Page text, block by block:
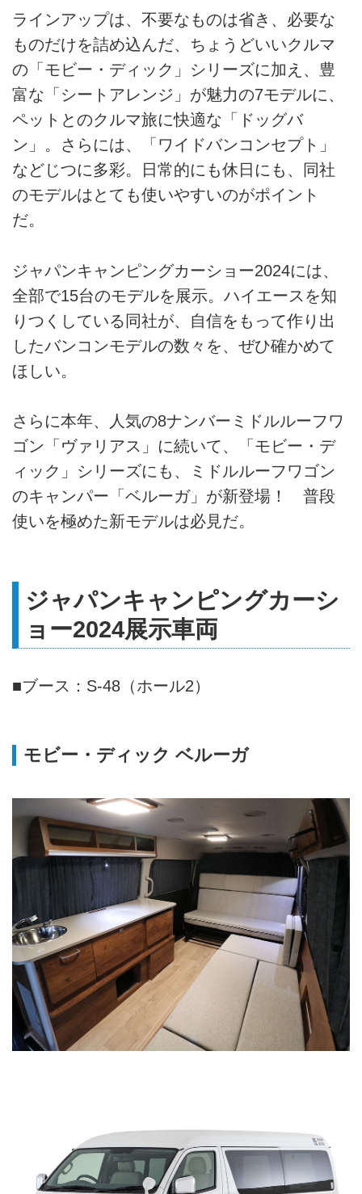
ラインアップは、不要なものは省き、必要な
ものだけを詰め込んだ、ちょうどいいクルマ
の「モビー・ディック」シリーズに加え、豊
富な「シートアレンジ」が魅力の7モデルに、
ペットとのクルマ旅に快適な「ドッグバ
ン」。さらには、「ワイドバンコンセプト」
などじつに多彩。日常的にも休日にも、同社
のモデルはとても使いやすいのがポイント
だ。
ジャパンキャンピングカーショー2024には、
全部で15台のモデルを展示。ハイエースを知
りつくしている同社が、自信をもって作り出
したバンコンモデルの数々を、ぜひ確かめて
ほしい。
さらに本年、人気の8ナンバーミドルルーフワ
ゴン「ヴァリアス」に続いて、「モビー・デ
ィック」シリーズにも、ミドルルーフワゴン
のキャンパー「ベルーガ」が新登場！ 普段
使いを極めた新モデルは必見だ。
ジャパンキャンピングカーシ
ョー2024展示車両
■ブース：S-48（ホール2）
モビー・ディック ベルーガ